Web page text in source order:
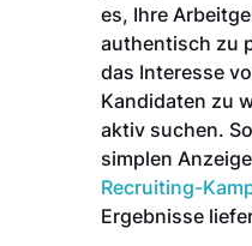
es, Ihre
authentisch zu
das Interesse
Kandidaten zu
aktiv suchen.
simplen
Recruiting-
Ergebnisse